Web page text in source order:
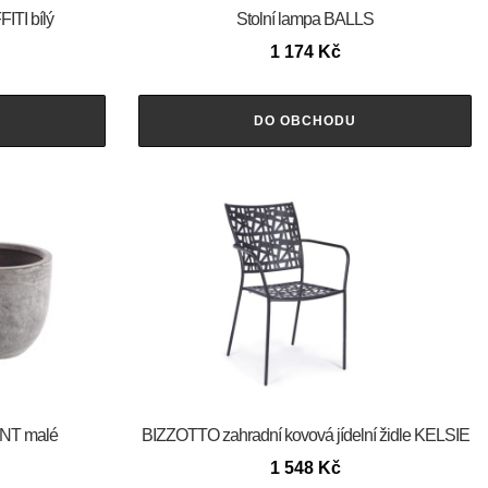
bílý
Stolní lampa BALLS
1 174 Kč
DO OBCHODU
malé
BIZZOTTO zahradní kovová jídelní židle KELSIE
1 548 Kč